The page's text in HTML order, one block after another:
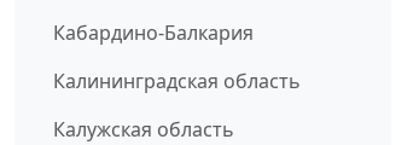
Кабардино-Балкария
Калининградская область
Калужская область